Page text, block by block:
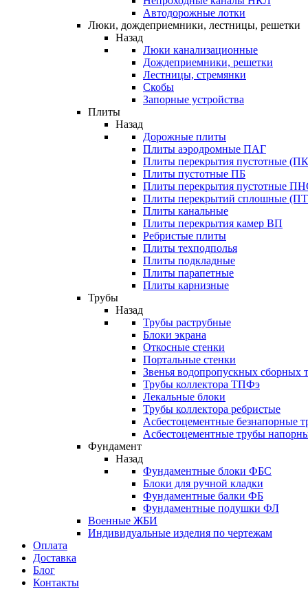
Автодорожные лотки
Люки, дождеприемники, лестницы, решетки
Назад
Люки канализационные
Дождеприемники, решетки
Лестницы, стремянки
Скобы
Запорные устройства
Плиты
Назад
Дорожные плиты
Плиты аэродромные ПАГ
Плиты перекрытия пустотные
Плиты пустотные ПБ
Плиты перекрытия пустотные
Плиты перекрытий сплошные
Плиты канальные
Плиты перекрытия камер ВП
Ребристые плиты
Плиты техподполья
Плиты подкладные
Плиты парапетные
Плиты карнизные
Трубы
Назад
Трубы раструбные
Блоки экрана
Откосные стенки
Портальные стенки
Звенья водопропускных сборных
Трубы коллектора ТПФэ
Лекальные блоки
Трубы коллектора ребристые
Асбестоцементные безнапорные
Асбестоцементные трубы
Фундамент
Назад
Фундаментные блоки ФБС
Блоки для ручной кладки
Фундаментные балки ФБ
Фундаментные подушки ФЛ
Военные ЖБИ
Индивидуальные изделия по чертежам
Оплата
Доставка
Блог
Контакты